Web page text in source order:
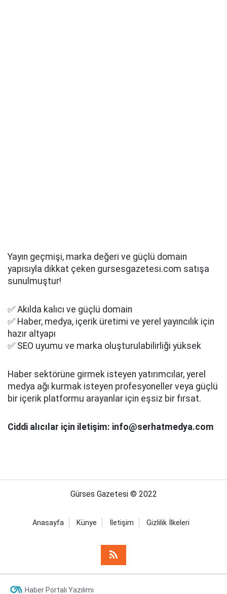
Yayın geçmişi, marka değeri ve güçlü domain
yapısıyla dikkat çeken gursesgazetesi.com satışa
sunulmuştur!
✅ Akılda kalıcı ve güçlü domain
✅ Haber, medya, içerik üretimi ve yerel yayıncılık için
hazır altyapı
✅ SEO uyumu ve marka oluşturulabilirliği yüksek
Haber sektörüne girmek isteyen yatırımcılar, yerel
medya ağı kurmak isteyen profesyoneller veya güçlü
bir içerik platformu arayanlar için eşsiz bir fırsat.
Ciddi alıcılar için iletişim: info@serhatmedya.com
Gürses Gazetesi © 2022
Anasayfa Künye İletişim Gizlilik İlkeleri
Haber Portalı Yazılımı